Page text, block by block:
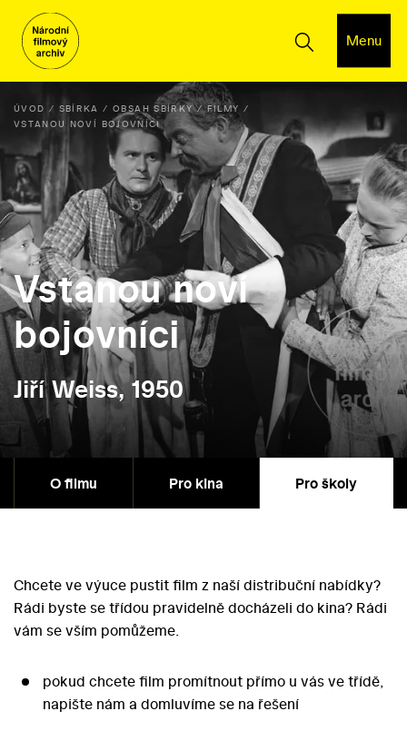
Menu
ÚVOD SBÍRKA OBSAH SBÍRKY
FILMY
VSTANOU NOVÍ BOJOVNÍCI
Vstanou noví
bojovníci
Jiří Weiss, 1950
O filmu Pro kina Pro školy
Chcete ve výuce pustit film z naší distribuční nabídky?
Rádi byste se třídou pravidelně docházeli do kina? Rádi
vám se vším pomůžeme.
pokud chcete film promítnout přímo u vás ve třídě,
napište nám a domluvíme se na řešení